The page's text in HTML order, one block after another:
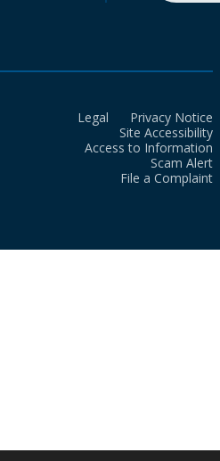
Legal
Privacy Notice
Site Accessibility
Access to Information
Scam Alert
File a Complaint